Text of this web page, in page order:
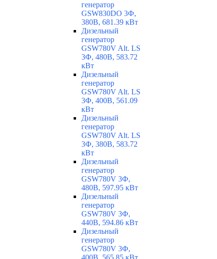
генератор
GSW830DO 3Ф,
380В, 681.39 кВт
Дизельный
генератор
GSW780V Alt. LS
3Ф, 480В, 583.72
кВт
Дизельный
генератор
GSW780V Alt. LS
3Ф, 400В, 561.09
кВт
Дизельный
генератор
GSW780V Alt. LS
3Ф, 380В, 583.72
кВт
Дизельный
генератор
GSW780V 3Ф,
480В, 597.95 кВт
Дизельный
генератор
GSW780V 3Ф,
440В, 594.86 кВт
Дизельный
генератор
GSW780V 3Ф,